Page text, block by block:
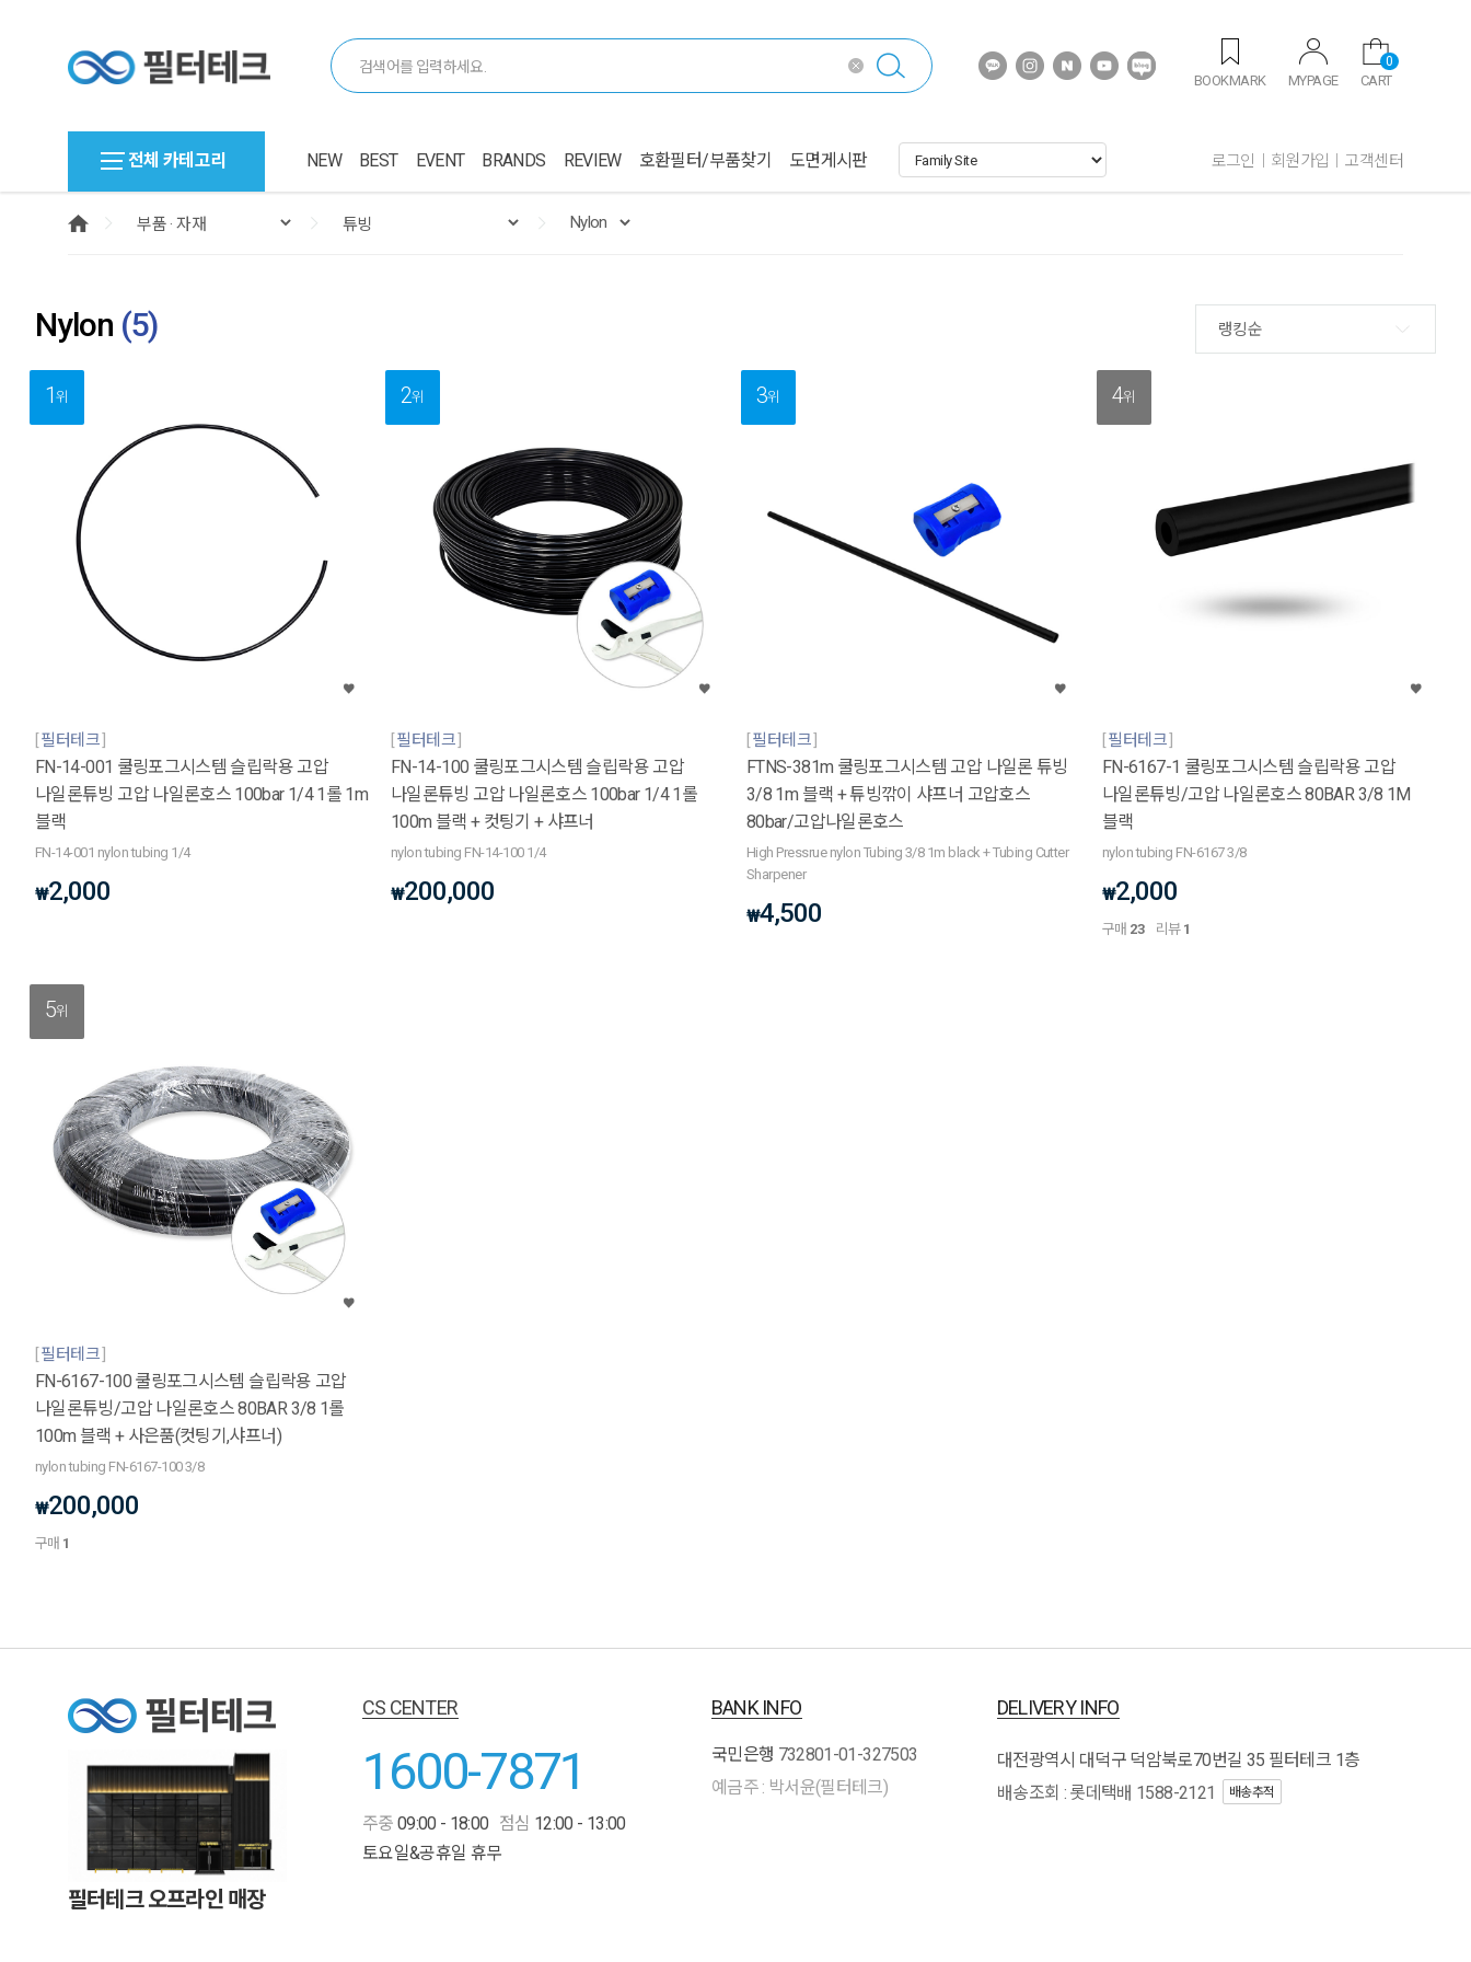
BOOKMARK MYPAGE CART
0
전체 카테고리 NEW BEST EVENT BRANDS REVIEW 호환필터/부품찾기 도면게시판 로그인 회원가입 고객센터
Nylon (5) 랭킹순
1위
필터테크
FN-14-001 쿨링포그시스템 슬립락용 고압
나일론튜빙 고압 나일론호스 100bar 1/4 1롤 1m
블랙
FN-14-001 nylon tubing 1/4
₩2,000
2위
필터테크
FN-14-100 쿨링포그시스템 슬립락용 고압
나일론튜빙 고압 나일론호스 100bar 1/4 1롤
100m 블랙 + 컷팅기 + 샤프너
nylon tubing FN-14-100 1/4
₩200,000
3위
필터테크
FTNS-381m 쿨링포그시스템 고압 나일론 튜빙
3/8 1m 블랙 + 튜빙깎이 샤프너 고압호스
80bar/고압나일론호스
High Pressrue nylon Tubing 3/8 1m black + Tubing Cutter
Sharpener
₩4,500
4위
필터테크
FN-6167-1 쿨링포그시스템 슬립락용 고압
나일론튜빙/고압 나일론호스 80BAR 3/8 1M
블랙
nylon tubing FN-6167 3/8
₩2,000
구매 23 리뷰 1
5위
필터테크
FN-6167-100 쿨링포그시스템 슬립락용 고압
나일론튜빙/고압 나일론호스 80BAR 3/8 1롤
100m 블랙 + 사은품(컷팅기,샤프너)
nylon tubing FN-6167-100 3/8
₩200,000
구매 1
필터테크 오프라인 매장
CS CENTER
1600-7871
주중 09:00 - 18:00 점심 12:00 - 13:00
토요일&공휴일 휴무
BANK INFO
국민은행 732801-01-327503
예금주 : 박서윤(필터테크)
DELIVERY INFO
대전광역시 대덕구 덕암북로70번길 35 필터테크 1층
배송조회 : 롯데택배 1588-2121
배송추적